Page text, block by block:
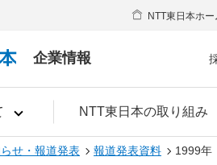
企業情報
NTT東日本の取り組み
NTT東日本ホー
せ・報道発表 報道発表資料 1999年